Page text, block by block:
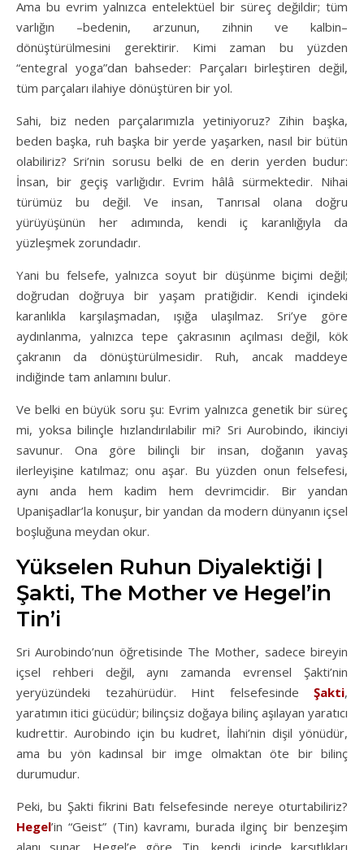
Ama bu evrim yalnızca entelektüel bir süreç değildir; tüm
varlığın –bedenin, arzunun, zihnin ve kalbin–
dönüştürülmesini gerektirir. Kimi zaman bu yüzden
“entegral yoga”dan bahseder: Parçaları birleştiren değil,
tüm parçaları ilahiye dönüştüren bir yol.
Sahi, biz neden parçalarımızla yetiniyoruz? Zihin başka,
beden başka, ruh başka bir yerde yaşarken, nasıl bir bütün
olabiliriz? Sri’nin sorusu belki de en derin yerden budur:
İnsan, bir geçiş varlığıdır. Evrim hâlâ sürmektedir. Nihai
türümüz bu değil. Ve insan, Tanrısal olana doğru
yürüyüşünün her adımında, kendi iç karanlığıyla da
yüzleşmek zorundadır.
Yani bu felsefe, yalnızca soyut bir düşünme biçimi değil;
doğrudan doğruya bir yaşam pratiğidir. Kendi içindeki
karanlıkla karşılaşmadan, ışığa ulaşılmaz. Sri’ye göre
aydınlanma, yalnızca tepe çakrasının açılması değil, kök
çakranın da dönüştürülmesidir. Ruh, ancak maddeye
indiğinde tam anlamını bulur.
Ve belki en büyük soru şu: Evrim yalnızca genetik bir süreç
mi, yoksa bilinçle hızlandırılabilir mi? Sri Aurobindo, ikinciyi
savunur. Ona göre bilinçli bir insan, doğanın yavaş
ilerleyişine katılmaz; onu aşar. Bu yüzden onun felsefesi,
aynı anda hem kadim hem devrimcidir. Bir yandan
Upanişadlar’la konuşur, bir yandan da modern dünyanın içsel
boşluğuna meydan okur.
Yükselen Ruhun Diyalektiği |
Şakti, The Mother ve Hegel’in
Tin’i
Sri Aurobindo’nun öğretisinde The Mother, sadece bireyin
içsel rehberi değil, aynı zamanda evrensel Şakti’nin
yeryüzündeki tezahürüdür. Hint felsefesinde Şakti,
yaratımın itici gücüdür; bilinçsiz doğaya bilinç aşılayan yaratıcı
kudrettir. Aurobindo için bu kudret, İlahi’nin dişil yönüdür,
ama bu yön kadınsal bir imge olmaktan öte bir bilinç
durumudur.
Peki, bu Şakti fikrini Batı felsefesinde nereye oturtabiliriz?
Hegel’in “Geist” (Tin) kavramı, burada ilginç bir benzeşim
alanı sunar. Hegel’e göre Tin, kendi içinde karşıtlıkları